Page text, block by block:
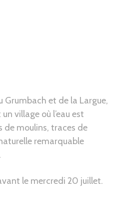
Grumbach et de la Largue,
village où l’eau est
de moulins, traces de
remarquable
le mercredi 20 juillet.